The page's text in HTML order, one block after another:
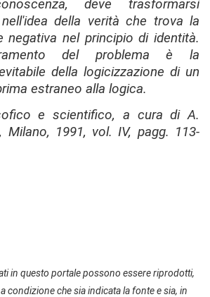
deve trasformarsi
della verità che trova la
negativa nel principio di identità.
del problema è la
della logicizzazione di un
estraneo alla logica.
e scientifico, a cura di A.
Milano, 1991, vol. IV, pagg. 113-
in questo portale possono essere riprodotti,
condizione che sia indicata la fonte e sia, in